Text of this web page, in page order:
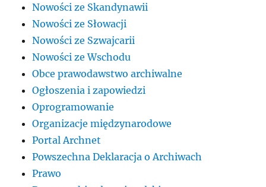
Nowości ze Skandynawii
Nowości ze Słowacji
Nowości ze Szwajcarii
Nowości ze Wschodu
Obce prawodawstwo archiwalne
Ogłoszenia i zapowiedzi
Oprogramowanie
Organizacje międzynarodowe
Portal Archnet
Powszechna Deklaracja o Archiwach
Prawo